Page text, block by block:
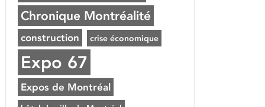
Chronique Montréalité
construction crise économique
Expo 67
Expos de Montréal